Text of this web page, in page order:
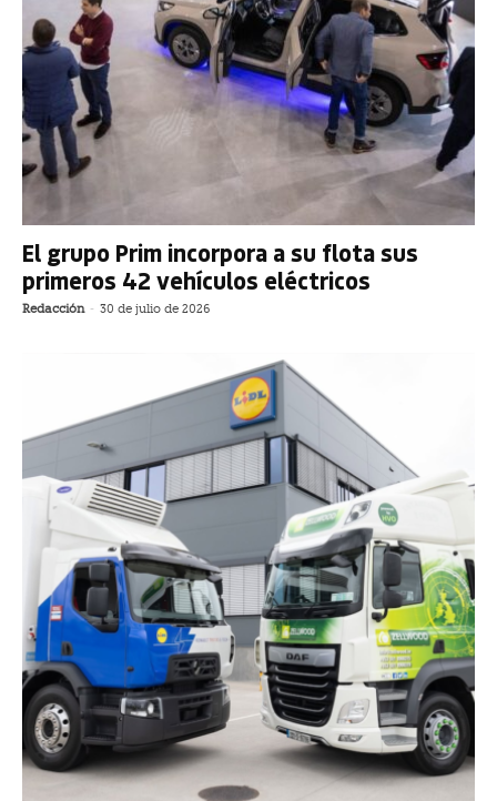
El grupo Prim incorpora a su flota sus
primeros 42 vehículos eléctricos
Redacción - 30 de julio de 2026